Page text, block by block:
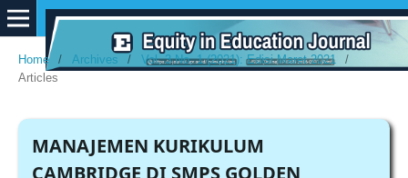
Home / Archives / Vol. 3 No. 1 (2021): Edisi Maret 2021
/
Articles
MANAJEMEN KURIKULUM
CAMBRIDGE DI SMPS GOLDEN